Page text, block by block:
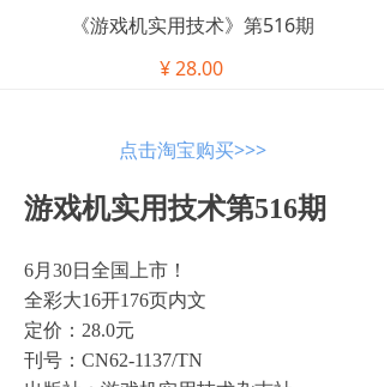
点击淘宝购买>>>
游戏机实用技术第516期
6月30日全国上市！
全彩大16开176页内文
定价：28.0元
刊号：CN62-1137/TN
《游戏机实用技术》第516期
¥ 28.00